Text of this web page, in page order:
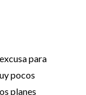
para
pocos
planes